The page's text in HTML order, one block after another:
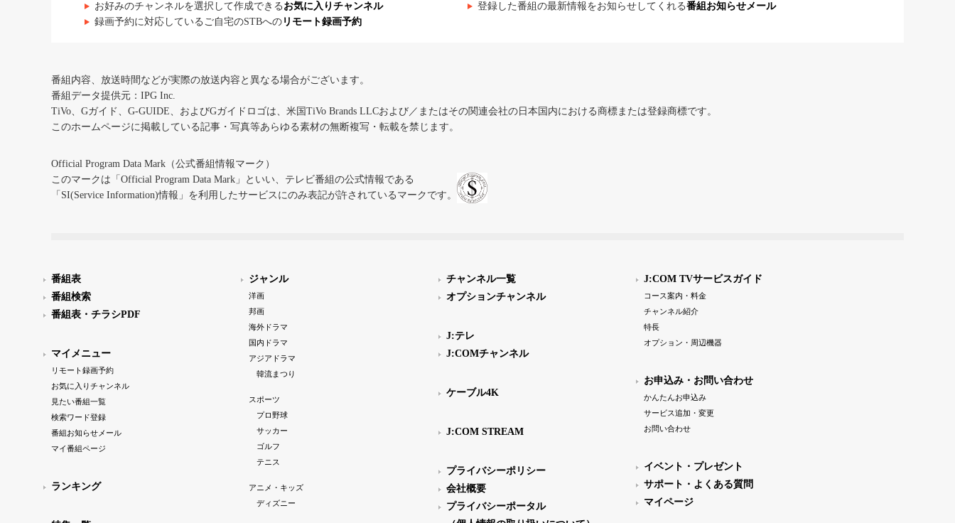
お好みのチャンネルを選択して作成できる お気に入りチャンネル 登録した番組の最新情報をお知らせしてくれる番組お知らせメール
録画予約に対応しているご自宅のSTBへの リモート録画予約
番組内容、放送時間などが実際の放送内容と異なる場合がございます。
番組データ提供元：IPG Inc.
TiVo、Gガイド、G-GUIDE、およびGガイドロゴは、米国TiVo Brands LLCおよび／またはその関連会社の日本国内における商標または登録商標です。
このホームページに掲載している記事・写真等あらゆる素材の無断複写・転載を禁じます。
Official Program Data Mark（公式番組情報マーク）
このマークは「Official Program Data Mark」といい、テレビ番組の公式情報である
「SI(Service Information)情報」を利用したサービスにのみ表記が許されているマークです。
番組表
番組検索
番組表・チラシPDF
マイメニュー
リモート録画予約
お気に入りチャンネル
見たい番組一覧
検索ワード登録
番組お知らせメール
マイ番組ページ
ランキング
ジャンル
洋画
邦画
海外ドラマ
国内ドラマ
アジアドラマ
韓流まつり
スポーツ
プロ野球
サッカー
ゴルフ
テニス
アニメ・キッズ
ディズニー
チャンネル一覧
オプションチャンネル
J:テレ
J:COMチャンネル
ケーブル4K
J:COM STREAM
プライバシーポリシー
会社概要
プライバシーポータル
J:COM TVサービスガイド
コース案内・料金
チャンネル紹介
特長
オプション・周辺機器
お申込み・お問い合わせ
かんたんお申込み
サービス追加・変更
お問い合わせ
イベント・プレゼント
サポート・よくある質問
マイページ